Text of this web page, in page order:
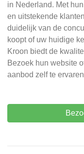
in Nederland. Met
en uitstekende
duidelijk van de
koopt of uw huidige
Kroon biedt de
Bezoek hun website
aanbod zelf te